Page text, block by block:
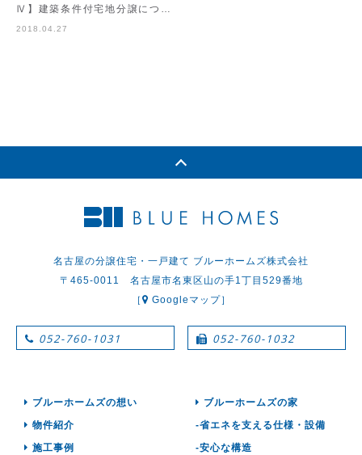
Ⅳ】建築条件付宅地分譲につき
まして、弊社ショールームにて
2018.04.27
名古屋の分譲住宅・一戸建て ブルーホームズ株式会社
〒465-0011 名古屋市名東区山の手1丁目529番地
［
Googleマップ］
052-760-1031 052-760-1032
ブルーホームズの想い
物件紹介
施工事例
ブルーホームズの家
-省エネを支える仕様・設備
-安心な構造